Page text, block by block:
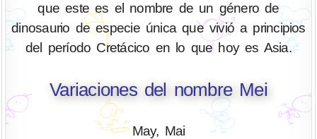
que este es el nombre de un género de
dinosaurio de especie única que vivió a principios
del período Cretácico en lo que hoy es Asia.
Variaciones del nombre Mei
May, Mai